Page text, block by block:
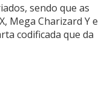
sendo que as
Mega Charizard Y e
codificada que da